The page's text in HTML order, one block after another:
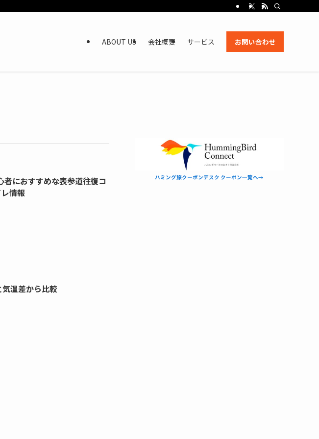
ABOUT US 会社概要 サービス お問い合わせ
におすすめな表参道往復コ
情報
温差から比較
ハミング旅クーポンデスク クーポン一覧へ→